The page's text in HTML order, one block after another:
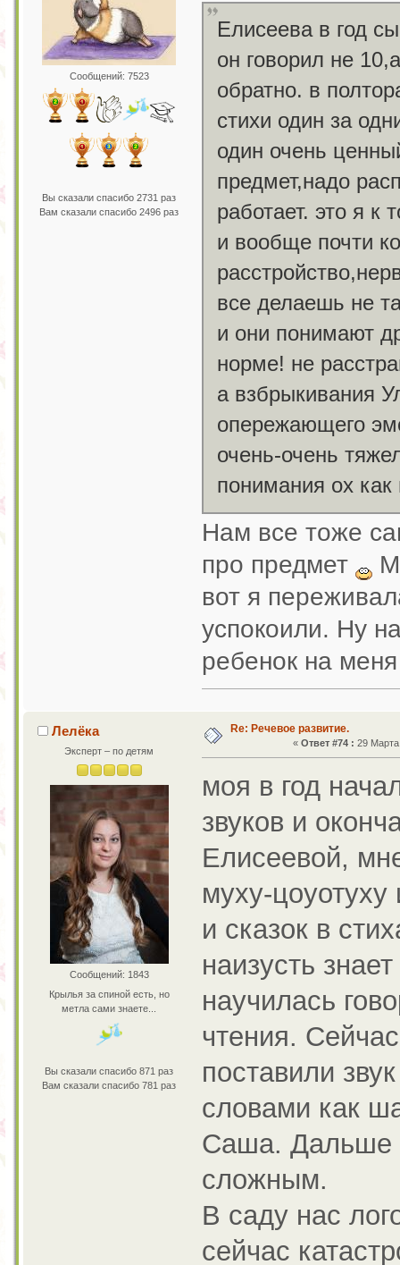
Сообщений: 7523
Вы сказали спасибо 2731 раз
Вам сказали спасибо 2496 раз
Елисеева в год
он говорил не
обратно. в
стихи один за
один очень
предмет,надо
работает. это я к
и вообще почти
все делаешь не
и они понимают
норме! не
а взбрыкивания
опережающего
очень-очень
понимания ох
Нам все тоже
про предмет
вот я
успокоили. Ну
ребенок на
Лелёка
Эксперт – по детям
Сообщений: 1843
Крылья за спиной есть, но
метла сами знаете...
Вы сказали спасибо 871 раз
Вам сказали спасибо 781 раз
Re: Речевое развитие.
« Ответ #74 : 29
моя в год
звуков и
Елисеевой,
муху-
и сказок в
наизусть
научилась
чтения.
поставили
словами как
Саша. Дальше
сложным.
В саду нас
сейчас